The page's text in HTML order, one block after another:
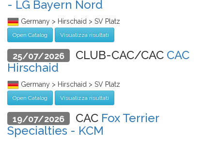
- LG Bayern Nord
Germany > Hirschaid > SV Platz
Open Catalog Visualizza risultati
25/07/2026 CLUB-CAC/CAC CAC
Hirschaid
Germany > Hirschaid > SV Platz
Open Catalog Visualizza risultati
19/07/2026 CAC Fox Terrier
Specialties - KCM